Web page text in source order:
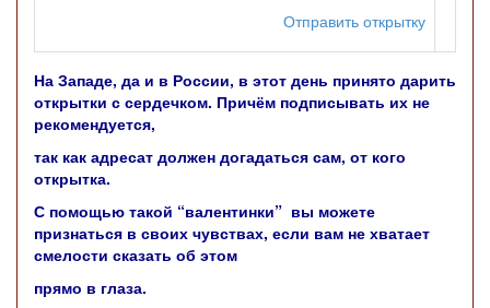
Отправить открытку
На Западе, да и в России, в этот день принято дарить
открытки с сердечком. Причём подписывать их не
рекомендуется,
так как адресат должен догадаться сам, от кого
открытка.
С помощью такой “валентинки” вы можете
признаться в своих чувствах, если вам не хватает
смелости сказать об этом
прямо в глаза.